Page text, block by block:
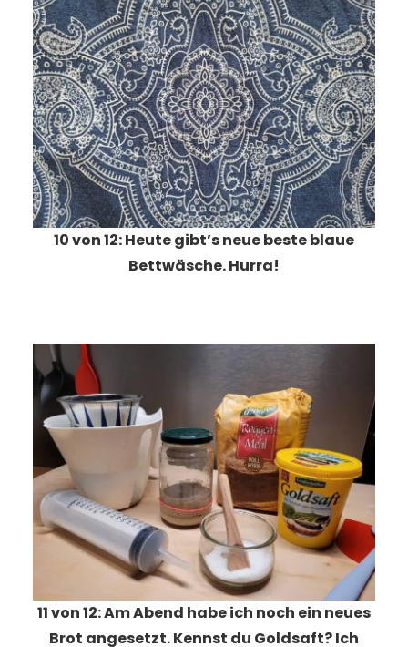
10 von 12: Heute gibt’s neue beste blaue
Bettwäsche. Hurra!
11 von 12: Am Abend habe ich noch ein neues
Brot angesetzt. Kennst du Goldsaft? Ich